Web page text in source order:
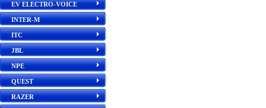
EV ELECTRO-VOICE
INTER-M
ITC
JBL
NPE
QUEST
RAZER